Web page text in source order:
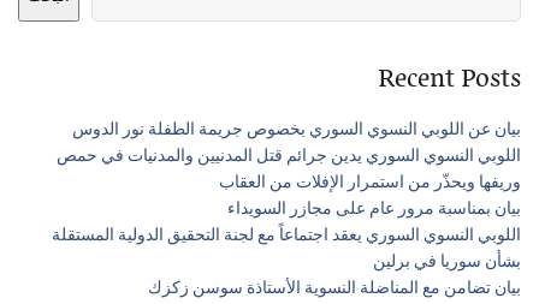
Recent Posts
بيان عن اللوبي النسوي السوري بخصوص جريمة الطفلة نور الدوس
اللوبي النسوي السوري يدين جرائم قتل المدنيين والمدنيات في حمص
وريفها ويحذّر من استمرار الإفلات من العقاب
بيان بمناسبة مرور عام على مجازر السويداء
اللوبي النسوي السوري يعقد اجتماعاً مع لجنة التحقيق الدولية المستقلة
بشأن سوريا في برلين
بيان تضامن مع المناضلة النسوية الأستاذة سوسن زكزك